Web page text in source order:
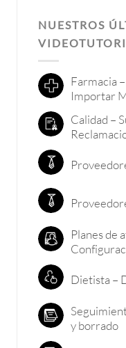
NUESTROS
Farmacia
Importar
Calidad –
Planes de
Dietista –
y borrado